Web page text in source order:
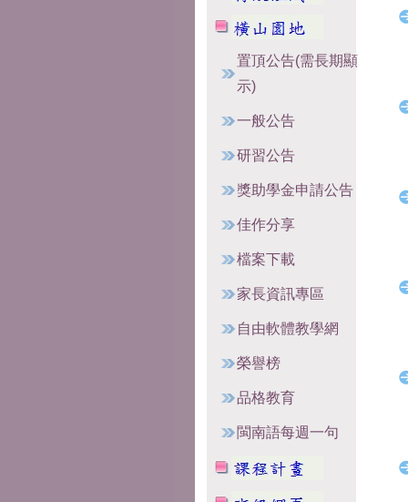
置頂公告(需長期顯
示)
一般公告
研習公告
獎助學金申請公告
佳作分享
檔案下載
家長資訊專區
自由軟體教學網
榮譽榜
品格教育
閩南語每週一句